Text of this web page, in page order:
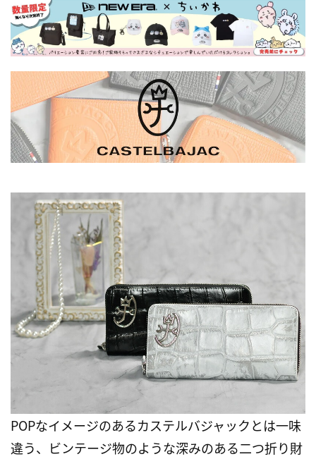
POPなイメージのあるカステルバジャックとは一味
違う、ビンテージ物のような深みのある二つ折り財